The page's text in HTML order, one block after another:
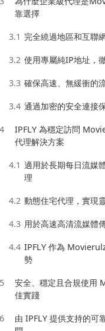
靠選擇
3.1 完全繞過地區和互聯
3.2 使用專屬純IP地址，
3.3 確保高速、無緩衝的
3.4 通過加密的安全連接
4
IPFLY 為穩定訪問
代理解決方案
4.1 適用於長期每日流媒
理
4.2 動態住宅代理，實現
4.3 用於高速高清流媒體
4.4 IPFLY 作為
勢
5
安全、穩定且合規使用
佳實踐
6
由 IPFLY 提供支持的